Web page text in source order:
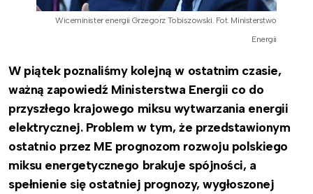
Wiceminister energii Grzegorz Tobiszowski. Fot. Ministerstwo
Energii
W piątek poznaliśmy kolejną w ostatnim czasie,
ważną zapowiedź Ministerstwa Energii co do
przyszłego krajowego miksu wytwarzania energii
elektrycznej. Problem w tym, że przedstawionym
ostatnio przez ME prognozom rozwoju polskiego
miksu energetycznego brakuje spójności, a
spełnienie się ostatniej prognozy, wygłoszonej